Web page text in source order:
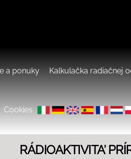
a ponuky Kalkulačka radiačnej
Cookies
RÁDIOAKTIVITA’